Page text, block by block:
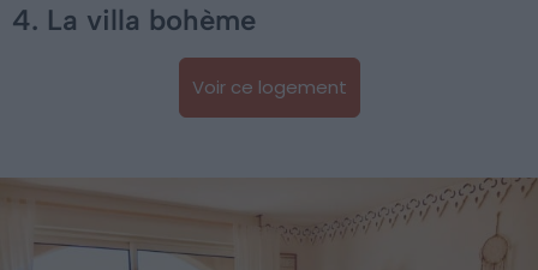
4. La villa bohème
Voir ce logement